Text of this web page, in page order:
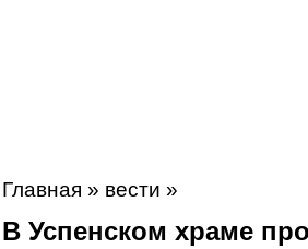
Главная » вести »
В Успенском храме